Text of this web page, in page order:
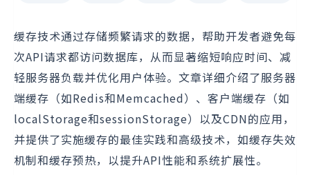
缓存技术通过存储频繁请求的数据，帮助开发者避免每
次API请求都访问数据库，从而显著缩短响应时间、减
轻服务器负载并优化用户体验。文章详细介绍了服务器
端缓存（如Redis和Memcached）、客户端缓存（如
localStorage和sessionStorage）以及CDN的应用，
并提供了实施缓存的最佳实践和高级技术，如缓存失效
机制和缓存预热，以提升API性能和系统扩展性。